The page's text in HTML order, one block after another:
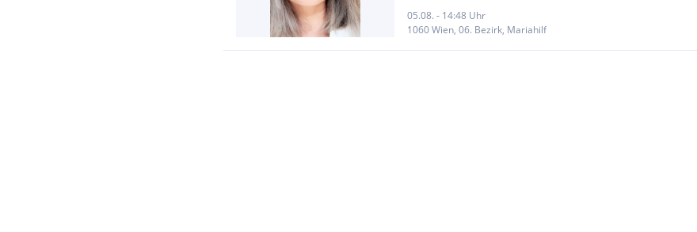
Hilfe...
05.08. - 14:48 Uhr
1060 Wien, 06. Bezirk, Mariahilf